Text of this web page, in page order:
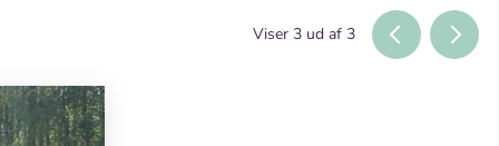
Viser 3ud af 3